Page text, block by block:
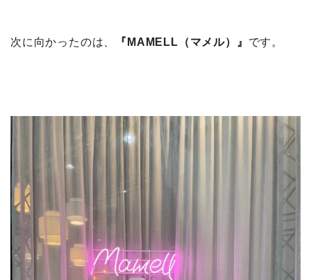
次に向かったのは、 『MAMELL（マメル）』 です。